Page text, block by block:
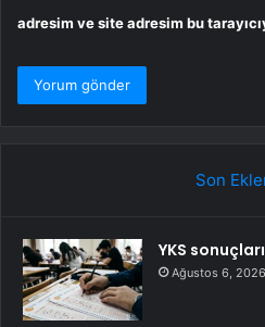
adresim ve site adresim bu
Son
YKS
Ağustos 6, 2026